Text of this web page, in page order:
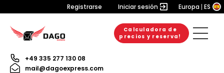
Registrarse Iniciar sesión Europa ES
Calculadora de
precios y reserva!
+49 335 277 130 08
mail@dagoexpress.com